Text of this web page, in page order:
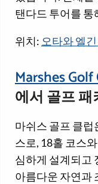
탠다드 투어를 통
위치: 오타와 엘
Marshes Golf
에서 골프
마쉬스 골프 클럽
스로, 18홀 코스
심하게 설계되고
아름다운 자연과